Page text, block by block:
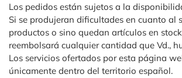
Los pedidos están sujetos a la
Si se produjeran dificultades en cuanto al
productos o sino quedan artículos en
reembolsará cualquier cantidad que Vd.,
Los servicios ofertados por esta página
únicamente dentro del territorio español.